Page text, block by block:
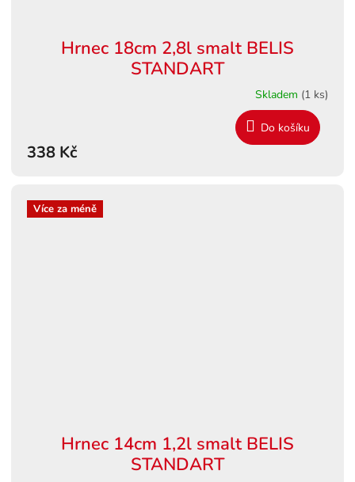
Hrnec 18cm 2,8l smalt BELIS
STANDART
Skladem (1 ks)
338 Kč
Do košíku
Více za méně
Hrnec 14cm 1,2l smalt BELIS
STANDART